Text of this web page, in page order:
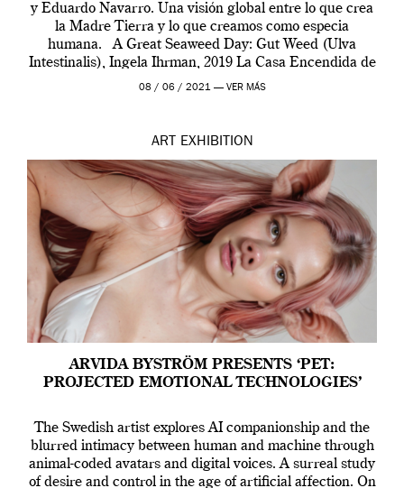
y Eduardo Navarro. Una visión global entre lo que crea
la Madre Tierra y lo que creamos como especia
humana. A Great Seaweed Day: Gut Weed (Ulva
Intestinalis), Ingela Ihrman, 2019 La Casa Encendida de
Madrid y la Wellcome […]
08 / 06 / 2021 — VER MÁS
ART EXHIBITION
ARVIDA BYSTRÖM PRESENTS ‘PET:
PROJECTED EMOTIONAL TECHNOLOGIES’
The Swedish artist explores AI companionship and the
blurred intimacy between human and machine through
animal-coded avatars and digital voices. A surreal study
of desire and control in the age of artificial affection. On